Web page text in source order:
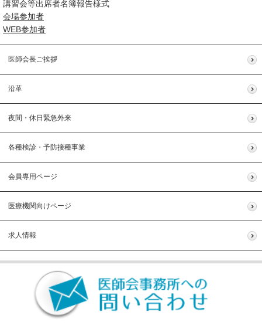
講習会等出席者名簿報告様式
会場参加者
WEB参加者
医師会長ご挨拶
沿革
夜間・休日緊急外来
各種検診・予防接種事業
会員専用ページ
医療機関向けページ
求人情報